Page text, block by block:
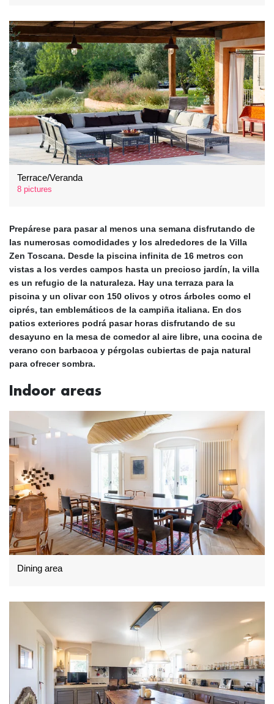
Terrace/Veranda
8 pictures
Prepárese para pasar al menos una semana disfrutando de
las numerosas comodidades y los alrededores de la Villa
Zen Toscana. Desde la piscina infinita de 16 metros con
vistas a los verdes campos hasta un precioso jardín, la villa
es un refugio de la naturaleza. Hay una terraza para la
piscina y un olivarcon 150 olivos y otros árboles como el
ciprés, tan emblemáticos de la campiña italiana. En dos
patios exteriores podrá pasar horas disfrutando de su
desayuno en la mesa de comedor al aire libre, una cocina de
verano con barbacoa y pérgolas cubiertas de paja natural
para ofrecer sombra.
Indoor areas
Dining area